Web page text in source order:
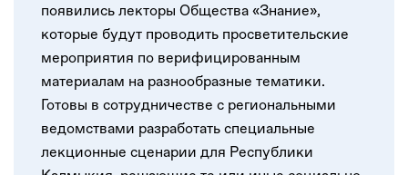
появились лекторы Общества «Знание»,
которые будут проводить просветительские
мероприятия по верифицированным
материалам на разнообразные тематики.
Готовы в сотрудничестве с региональными
ведомствами разработать специальные
лекционные сценарии для Республики